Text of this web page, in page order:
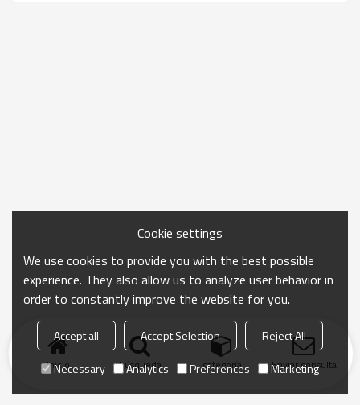
Inicio búsqueda categoría Enviar consulta
Cookie settings
We use cookies to provide you with the best possible
experience. They also allow us to analyze user behavior in
order to constantly improve the website for you.
Accept all Accept Selection
Reject All
Necessary
Analytics Preferences Marketing